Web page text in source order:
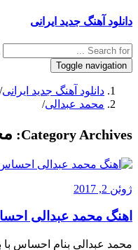
دانلود آهنگ جدید ایرانی
Toggle navigation
دانلود آهنگ جدید ایرانی/
محمد عبدالی/
Category Archives:
ژوئن 2, 2017
اهنگ محمد عبدالی